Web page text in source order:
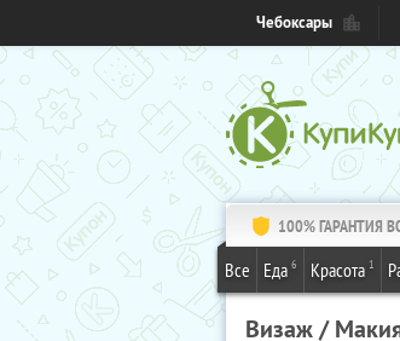
Чебоксары
100% ГАРАНТИЯ
Все Еда 6 Красота 1
Визаж /